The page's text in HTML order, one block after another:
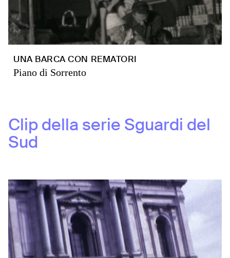
UNA BARCA CON REMATORI
Piano di Sorrento
Clip della serie Sguardi del
Sud